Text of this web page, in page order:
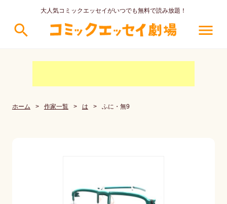
大人気コミックエッセイがいつでも無料で読み放題！
search menu
ホーム > 作家一覧 > は > ふに・無9